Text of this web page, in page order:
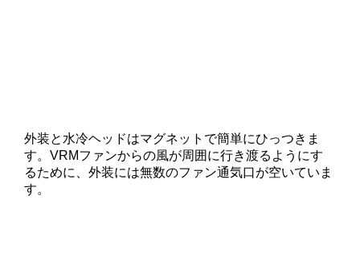
外装と水冷ヘッドはマグネットで簡単にひっつきま
す。VRMファンからの風が周囲に行き渡るようにす
るために、外装には無数のファン通気口が空いていま
す。